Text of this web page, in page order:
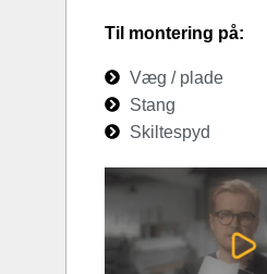
Til montering på:
Væg / plade
Stang
Skiltespyd